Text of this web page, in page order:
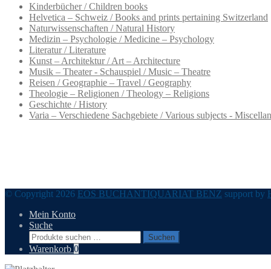
Kinderbücher / Children books
Helvetica – Schweiz / Books and prints pertaining Switzerland
Naturwissenschaften / Natural History
Medizin – Psychologie / Medicine – Psychology
Literatur / Literature
Kunst – Architektur / Art – Architecture
Musik – Theater - Schauspiel / Music – Theatre
Reisen / Geographie – Travel / Geography
Theologie – Religionen / Theology – Religions
Geschichte / History
Varia – Verschiedene Sachgebiete / Various subjects -
© Copyright 2026 EOS BUCHANTIQUARIAT BENZ support by
Mein Konto
Suche
Suchen
nach:
Suchen
Warenkorb 0